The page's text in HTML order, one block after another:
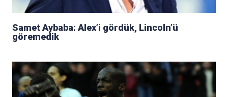
Samet Aybaba: Alex’i gördük, Lincoln’ü
göremedik